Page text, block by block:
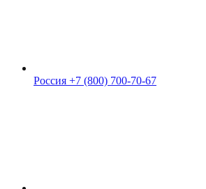
Россия +7 (800) 700-70-67